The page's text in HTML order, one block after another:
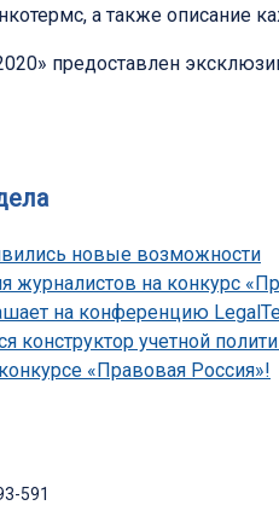
а также описание
предоставлен
новые возможности
журналистов на конкурс
на конференцию
конструктор учетной
«Правовая Россия»!
591